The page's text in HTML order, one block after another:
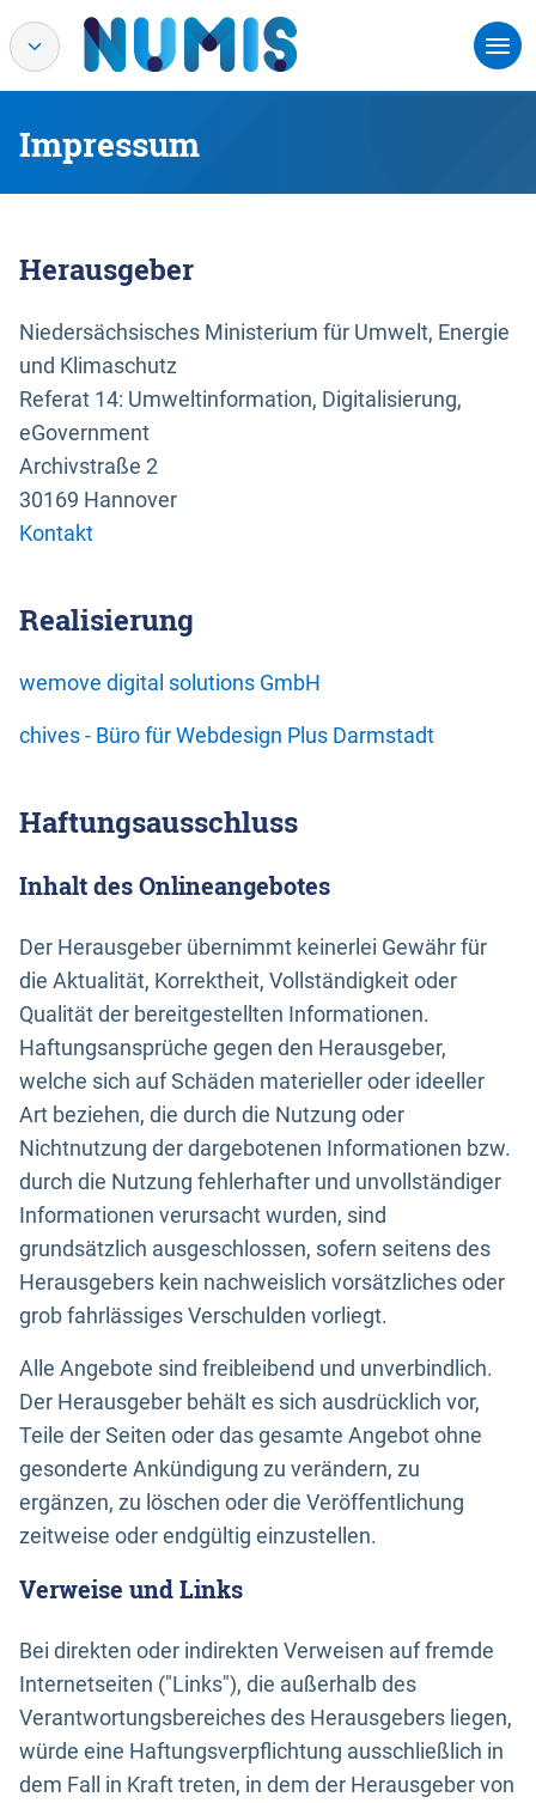
Impressum
Herausgeber
Niedersächsisches Ministerium für Umwelt, Energie
und Klimaschutz
Referat 14: Umweltinformation, Digitalisierung,
eGovernment
Archivstraße 2
30169 Hannover
Kontakt
Realisierung
wemove digital solutions GmbH
chives - Büro für Webdesign Plus Darmstadt
Haftungsausschluss
Inhalt des Onlineangebotes
Der Herausgeber übernimmt keinerlei Gewähr für
die Aktualität, Korrektheit, Vollständigkeit oder
Qualität der bereitgestellten Informationen.
Haftungsansprüche gegen den Herausgeber,
welche sich auf Schäden materieller oder ideeller
Art beziehen, die durch die Nutzung oder
Nichtnutzung der dargebotenen Informationen bzw.
durch die Nutzung fehlerhafter und unvollständiger
Informationen verursacht wurden, sind
grundsätzlich ausgeschlossen, sofern seitens des
Herausgebers kein nachweislich vorsätzliches oder
grob fahrlässiges Verschulden vorliegt.
Alle Angebote sind freibleibend und unverbindlich.
Der Herausgeber behält es sich ausdrücklich vor,
Teile der Seiten oder das gesamte Angebot ohne
gesonderte Ankündigung zu verändern, zu
ergänzen, zu löschen oder die Veröffentlichung
zeitweise oder endgültig einzustellen.
Verweise und Links
Bei direkten oder indirekten Verweisen auf fremde
Internetseiten ("Links"), die außerhalb des
Verantwortungsbereiches des Herausgebers liegen,
würde eine Haftungsverpflichtung ausschließlich in
dem Fall in Kraft treten, in dem der Herausgeber von